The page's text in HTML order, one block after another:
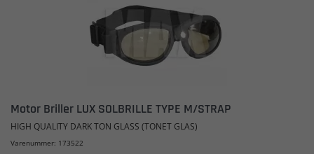
Motor Briller LUX SOLBRILLE TYPE M/STRAP
HIGH QUALITY DARK TON GLASS (TONET GLAS)
Varenummer: 173522